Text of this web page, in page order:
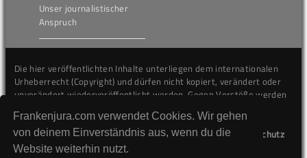
Frankenjura.com verwendet Cookies. Wir gehen
von deinem Einverständnis aus, wenn du die
Website weiterhin nutzt.
Unser journalistischer
Anspruch
Die hier veröffentlichten Inhalte unterliegen dem internationalen
Urheberrecht (Copyright) und dürfen nicht kopiert, verändert oder
unverändert wiederveröffentlicht werden. Gegen Verstöße werden
Kontakt
Impressum Datenschutz